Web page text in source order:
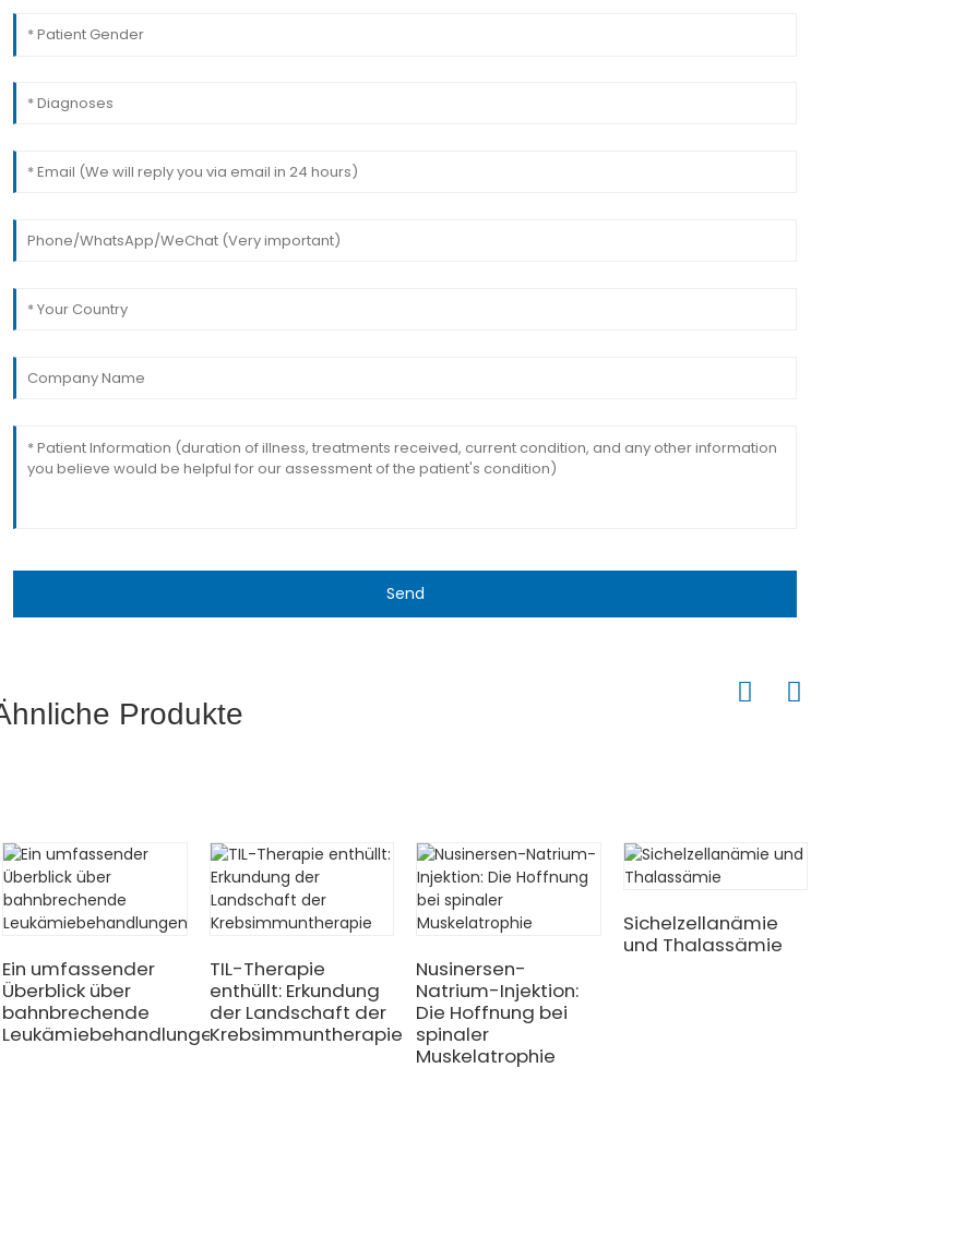
Send
Produkte
Ein umfassender
Überblick über
bahnbrechende
Leukämiebehandlungen
TIL-Therapie
enthüllt: Erkundung
der Landschaft der
Krebsimmuntherapie
Nusinersen-
Natrium-Injektion:
Die Hoffnung bei
spinaler
Muskelatrophie
Sichelzellanämie
und Thalassämie